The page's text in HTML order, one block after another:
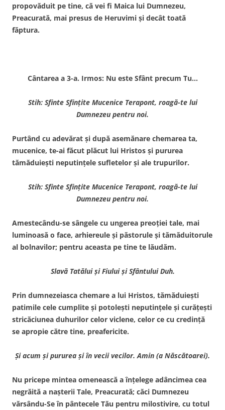
propovăduit pe tine, că vei fi Maica lui Dumnezeu,
Preacurată, mai presus de Heruvimi şi decât toată
făptura.
Cântarea a 3-a. Irmos: Nu este Sfânt precum Tu…
Stih: Sfinte Sfinţite Mucenice Terapont, roagă-te lui
Dumnezeu pentru noi.
Purtând cu adevărat şi după asemănare chemarea ta,
mucenice, te-ai făcut plăcut lui Hristos şi pururea
tămăduieşti neputinţele sufletelor şi ale trupurilor.
Stih: Sfinte Sfinţite Mucenice Terapont, roagă-te lui
Dumnezeu pentru noi.
Amestecându-se sângele cu ungerea preoţiei tale, mai
luminoasă o face, arhiereule şi păstorule şi tămăduitorule
al bolnavilor; pentru aceasta pe tine te lăudăm.
Slavă Tatălui şi Fiului şi Sfântului Duh.
Prin dumnezeiasca chemare a lui Hristos, tămăduieşti
patimile cele cumplite şi potoleşti neputinţele şi curăţeşti
stricăciunea duhurilor celor viclene, celor ce cu credinţă
se apropie către tine, preafericite.
Şi acum şi pururea şi în vecii vecilor. Amin (a Născătoarei).
Nu pricepe mintea omenească a înţelege adâncimea cea
negrăită a naşterii Tale, Preacurată; căci Dumnezeu
vărsându-Se în pântecele Tău pentru milostivire, cu totul